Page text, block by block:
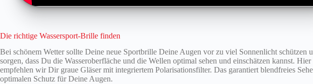
Die richtige Wassersport-Brille finden
Bei schönem Wetter sollte Deine neue Sportbrille Deine Augen vor zu viel Sonnenlicht schützen
sorgen, dass Du die Wasseroberfläche und die Wellen optimal sehen und einschätzen kannst. Hier
empfehlen wir Dir graue Gläser mit integriertem Polarisationsfilter. Das garantiert blendfreies
optimalen Schutz für Deine Augen.